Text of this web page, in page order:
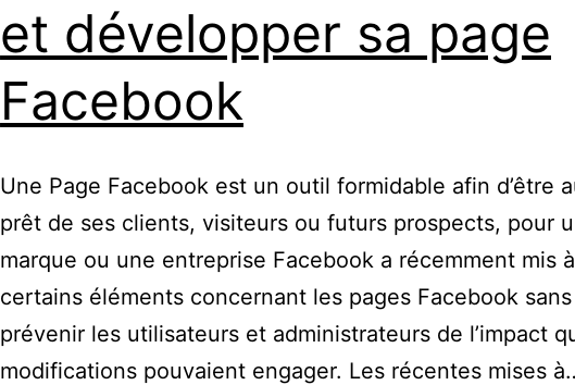
et développer sa page
Facebook
Une Page Facebook est un outil formidable afin d’être
prêt de ses clients, visiteurs ou futurs prospects, pour
marque ou une entreprise Facebook a récemment mis
certains éléments concernant les pages Facebook
prévenir les utilisateurs et administrateurs de l’impact
modifications pouvaient engager. Les récentes mises